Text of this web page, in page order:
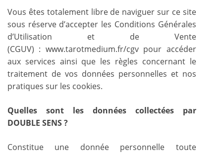
Vous êtes totalement libre de naviguer sur ce site
sous réserve d’accepter les Conditions Générales
d’Utilisation et de Vente
(CGUV) : www.tarotmedium.fr/cgv pour accéder
aux services ainsi que les règles concernant le
traitement de vos données personnelles et nos
pratiques sur les cookies.
Quelles sont les données collectées par
DOUBLE SENS ?
Constitue une donnée personnelle toute